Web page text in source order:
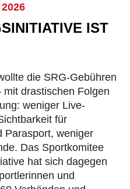
IST
die SRG-Gebühren
drastischen Folgen
weniger Live-
für
Parasport, weniger
Das Sportkomitee
hat sich dagegen
und